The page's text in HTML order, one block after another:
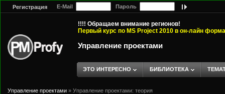
Регистрация E-Mail Пароль
!!!! Обращаем внимание регионов!
Первый курс по MS Project 2010 в он-лайн
Управление проектами
ЭТО ИНТЕРЕСНО БИБЛИОТЕКА
Управление проектами » Управление проектами: теория